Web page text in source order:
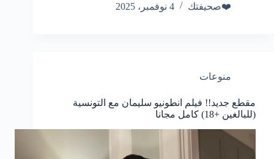
❤️صحيفتك
4 نوفمبر، 2025
منوعات
مقطع جديد!! فيلم انطونيو سليمان مع التونسية
(للبالغين +18) كامل مجانا